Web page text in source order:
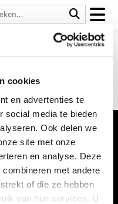
cookies
en advertenties te
social media te bieden
Ook delen we
site met onze
en analyse. Deze
met andere
of die ze hebben
van hun services. U